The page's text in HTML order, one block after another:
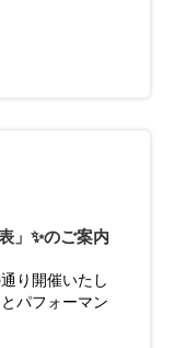
」✨のご案内
り開催いたし
パフォーマン